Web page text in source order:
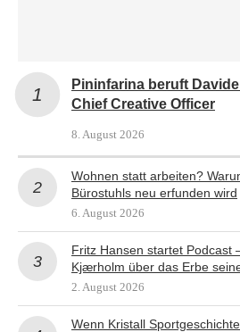
Pininfarina beruft
Chief Creative Officer
8. August 2026
Wohnen statt arbeiten?
Bürostuhls neu erfunden wird
6. August 2026
Fritz Hansen startet Podcast
Kjærholm über das Erbe
2. August 2026
Wenn Kristall